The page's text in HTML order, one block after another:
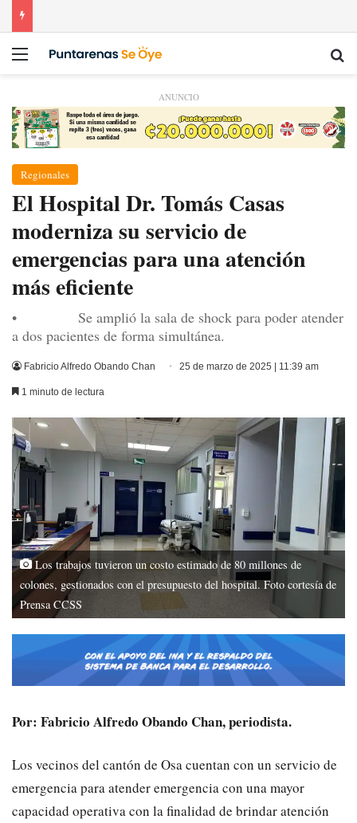
Menú
ANUNCIO
Regionales
El Hospital Dr. Tomás Casas
moderniza su servicio de
emergencias para una atención
más eficiente
• Se amplió la sala de shock para poder atender
a dos pacientes de forma simultánea.
Fabricio Alfredo Obando Chan 25 de marzo de 2025 | 11:39 am
1 minuto de lectura
Los trabajos tuvieron un costo estimado de 80 millones de
colones, gestionados con el presupuesto del hospital. Foto cortesía de
Prensa CCSS
Por: Fabricio Alfredo Obando Chan, periodista.
Los vecinos del cantón de Osa cuentan con un servicio de
emergencia para atender emergencia con una mayor
capacidad operativa con la finalidad de brindar atención